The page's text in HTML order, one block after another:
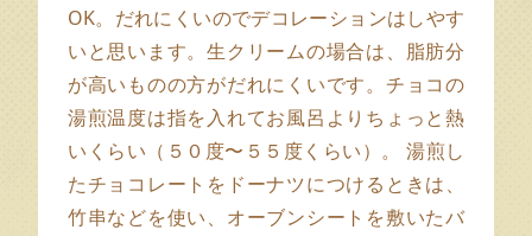
OK。だれにくいのでデコレーションはしやす
いと思います。生クリームの場合は、脂肪分
が高いものの方がだれにくいです。チョコの
湯煎温度は指を入れてお風呂よりちょっと熱
いくらい（５０度〜５５度くらい）。 湯煎し
たチョコレートをドーナツにつけるときは、
竹串などを使い、オーブンシートを敷いたバ